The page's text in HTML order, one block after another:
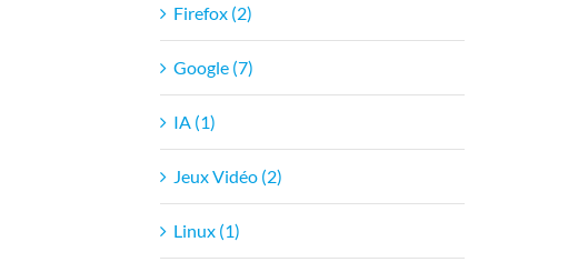
Firefox (2)
Google (7)
IA (1)
Jeux Vidéo (2)
Linux (1)